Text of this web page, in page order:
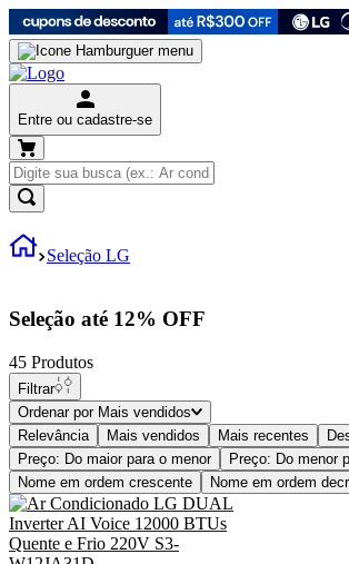
Entre ou cadastre-se
Seleção LG
Seleção até 12% OFF
45 Produtos
Filtrar
Ordenar por Mais vendidos
Relevância
Mais vendidos Mais recentes
Preço: Do maior para o menor
Preço: Do menor
Nome em ordem crescente
Nome em ordem